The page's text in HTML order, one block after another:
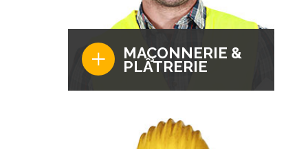
+ MAÇONNERIE &
PLÂTRERIE
travaux de maçonnerie et de plâtrerie
en région Parisienne.